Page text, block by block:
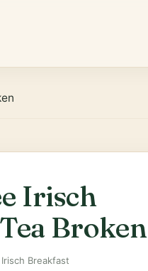
Irisch
Broken
Breakfast